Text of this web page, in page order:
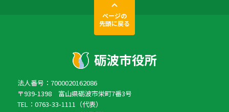
ページの
先頭に戻る
法人番号：7000020162086
〒939-1398 富山県砺波市栄町7番3号
TEL：0763-33-1111（代表）